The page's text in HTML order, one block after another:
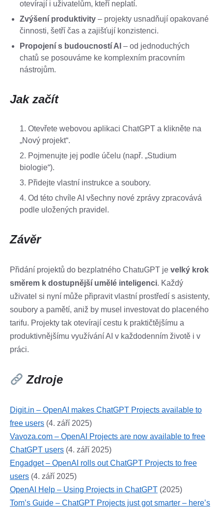
otevírají i uživatelům, kteří neplatí.
Zvýšení produktivity – projekty usnadňují opakované
činnosti, šetří čas a zajišťují konzistenci.
Propojení s budoucností AI – od jednoduchých
chatů se posouváme ke komplexním pracovním
nástrojům.
Jak začít
Otevřete webovou aplikaci ChatGPT a klikněte na
„Nový projekt“.
Pojmenujte jej podle účelu (např. „Studium
biologie“).
Přidejte vlastní instrukce a soubory.
Od této chvíle AI všechny nové zprávy zpracovává
podle uložených pravidel.
Závěr
Přidání projektů do bezplatného ChatuGPT je velký krok
směrem k dostupnější umělé inteligenci. Každý
uživatel si nyní může připravit vlastní prostředí s asistenty,
soubory a pamětí, aniž by musel investovat do placeného
tarifu. Projekty tak otevírají cestu k praktičtějšímu a
produktivnějšímu využívání AI v každodenním životě i v
práci.
Zdroje
Digit.in – OpenAI makes ChatGPT Projects available to
free users (4. září 2025)
Vavoza.com – OpenAI Projects are now available to free
ChatGPT users (4. září 2025)
Engadget – OpenAI rolls out ChatGPT Projects to free
users (4. září 2025)
OpenAI Help – Using Projects in ChatGPT (2025)
Tom’s Guide – ChatGPT Projects just got smarter – here’s